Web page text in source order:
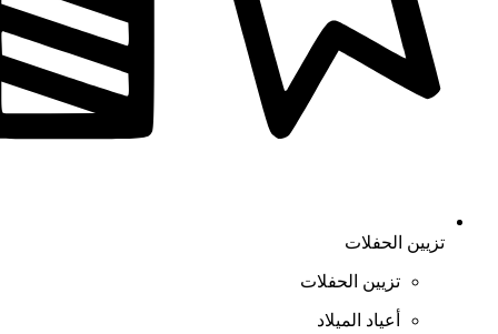
تزيين الحفلات
تزيين الحفلات
أعياد الميلاد